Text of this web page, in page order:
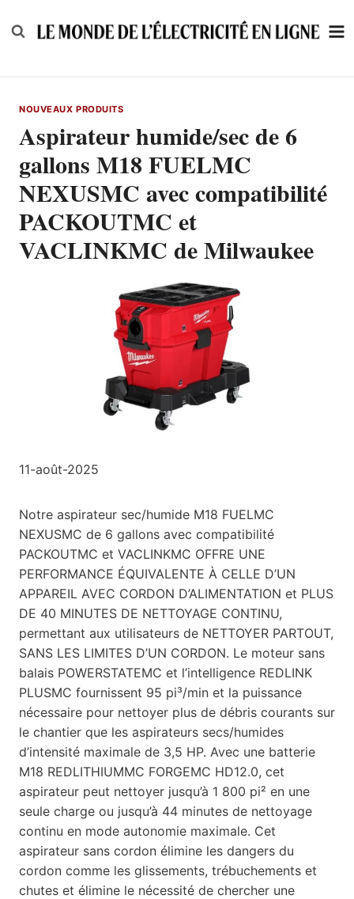
to
NOUVEAUX PRODUITS
Aspirateur humide/sec de 6
gallons M18 FUELMC
NEXUSMC avec compatibilité
PACKOUTMC et
VACLINKMC de Milwaukee
11-août-2025
Notre aspirateur sec/humide M18 FUELMC
NEXUSMC de 6 gallons avec compatibilité
PACKOUTMC et VACLINKMC OFFRE UNE
PERFORMANCE ÉQUIVALENTE À CELLE D’UN
APPAREIL AVEC CORDON D’ALIMENTATION et PLUS
DE 40 MINUTES DE NETTOYAGE CONTINU,
permettant aux utilisateurs de NETTOYER PARTOUT,
SANS LES LIMITES D’UN CORDON. Le moteur sans
balais POWERSTATEMC et l’intelligence REDLINK
PLUSMC fournissent 95 pi³/min et la puissance
nécessaire pour nettoyer plus de débris courants sur
le chantier que les aspirateurs secs/humides
d’intensité maximale de 3,5 HP. Avec une batterie
M18 REDLITHIUMMC FORGEMC HD12.0, cet
aspirateur peut nettoyer jusqu’à 1 800 pi² en une
seule charge ou jusqu’à 44 minutes de nettoyage
continu en mode autonomie maximale. Cet
aspirateur sans cordon élimine les dangers du
cordon comme les glissements, trébuchements et
chutes et élimine le nécessité de chercher une